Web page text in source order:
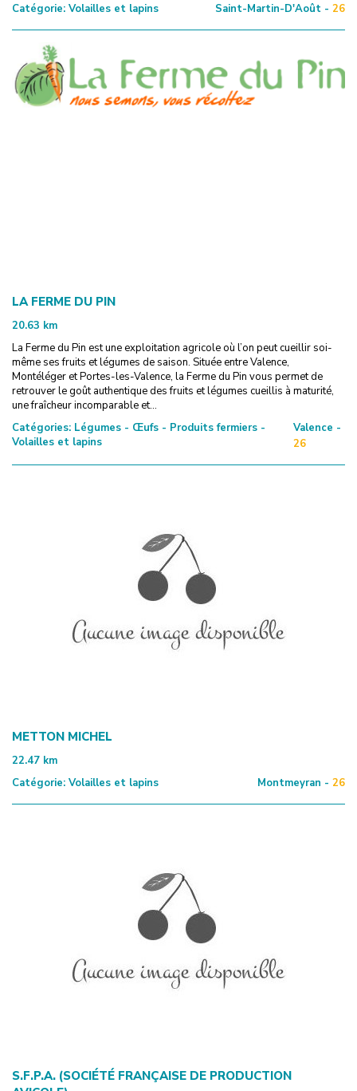
Catégorie: Volailles et lapins Saint-Martin-D'Août - 26
LA FERME DU PIN
20.63 km
La Ferme du Pin est une exploitation agricole où l’on peut cueillir soi-
même ses fruits et légumes de saison. Située entre Valence,
Montéléger et Portes-les-Valence, la Ferme du Pin vous permet de
retrouver le goût authentique des fruits et légumes cueillis à maturité,
une fraîcheur incomparable et...
Catégories: Légumes - Œufs - Produits fermiers -
Volailles et lapins
Valence -
26
METTON MICHEL
22.47 km
Catégorie: Volailles et lapins Montmeyran - 26
S.F.P.A. (SOCIÉTÉ FRANÇAISE DE PRODUCTION